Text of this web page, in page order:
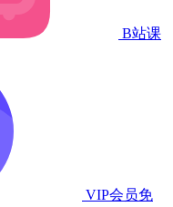
B站课
VIP会员免